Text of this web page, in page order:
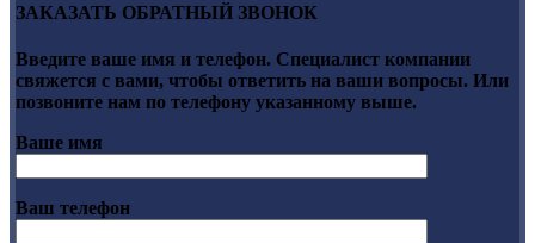
ЗАКАЗАТЬ ОБРАТНЫЙ ЗВОНОК
Введите ваше имя и телефон. Специалист компании
свяжется с вами, чтобы ответить на ваши вопросы. Или
позвоните нам по телефону указанному выше.
Ваше имя
Ваш телефон